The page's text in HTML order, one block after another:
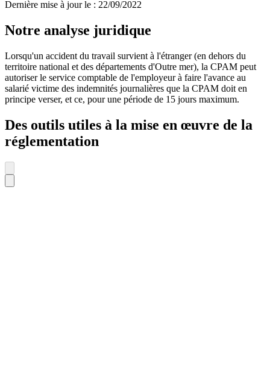
Dernière mise à jour le : 22/09/2022
Notre analyse juridique
Lorsqu'un accident du travail survient à l'étranger (en dehors du
territoire national et des départements d'Outre mer), la CPAM peut
autoriser le service comptable de l'employeur à faire l'avance au
salarié victime des indemnités journalières que la CPAM doit en
principe verser, et ce, pour une période de 15 jours maximum.
Des outils utiles à la mise en œuvre de la
réglementation